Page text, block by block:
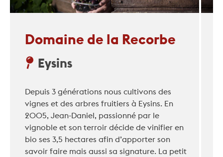
Domaine de la Recorbe
Eysins
Depuis 3 générations nous cultivons des
vignes et des arbres fruitiers à Eysins. En
2005, Jean-Daniel, passionné par le
vignoble et son terroir décide de vinifier en
bio ses 3,5 hectares afin d’apporter son
savoir faire mais aussi sa signature. La petit